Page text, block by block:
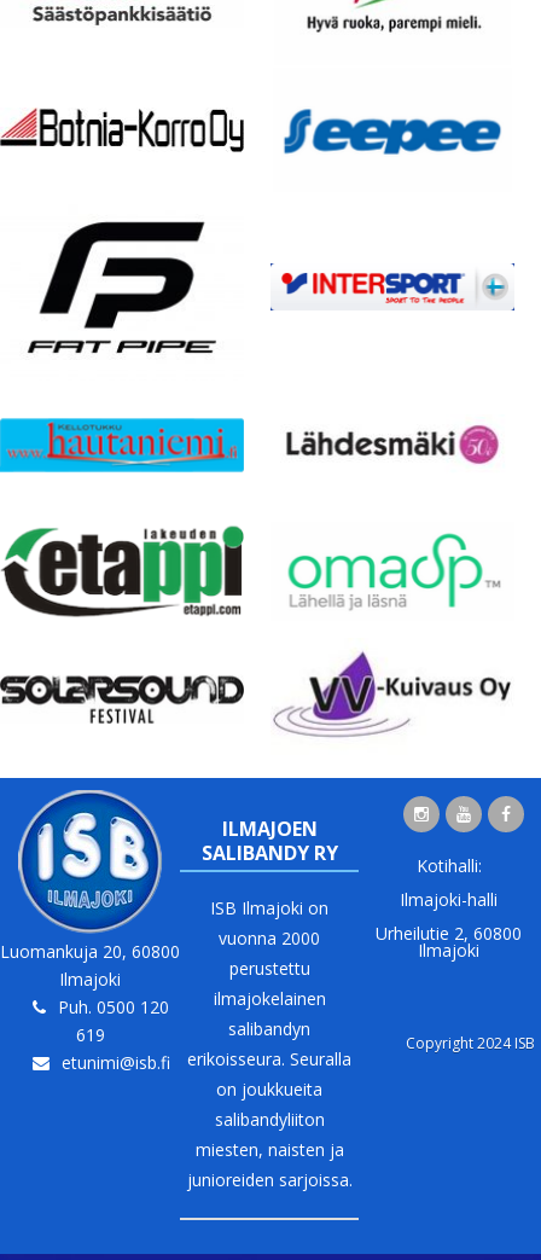
Luomankuja 20, 60800
Ilmajoki
Puh. 0500 120
619
etunimi@isb.fi
ILMAJOEN
SALIBANDY RY
ISB Ilmajoki on
vuonna 2000
perustettu
ilmajokelainen
salibandyn
erikoisseura. Seuralla
on joukkueita
salibandyliiton
miesten, naisten ja
junioreiden sarjoissa.
Kotihalli:
Ilmajoki-halli
Urheilutie 2, 60800
Ilmajoki
Copyright 2024 ISB